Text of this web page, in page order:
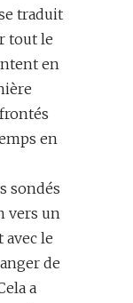
traduit
tout le
en
en
sondés
vers un
avec le
de
a